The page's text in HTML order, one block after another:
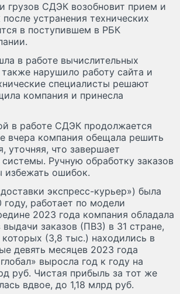
грузов СДЭК возобновит прием и
устранения технических
в поступившем в РБК
в работе вычислительных
нарушило работу сайта и
специалисты решают
компания и принесла
в работе СДЭК продолжается
вчера компания обещала решить
уточняя, что завершает
системы. Ручную обработку заказов
избежать ошибок.
экспресс-курьер») была
работает по модели
2023 года компания обладала
выдачи заказов (ПВЗ) в 31 стране,
(3,8 тыс.) находились в
девять месяцев 2023 года
выросла год к году на
руб. Чистая прибыль за тот же
вдвое, до 1,18 млрд руб.